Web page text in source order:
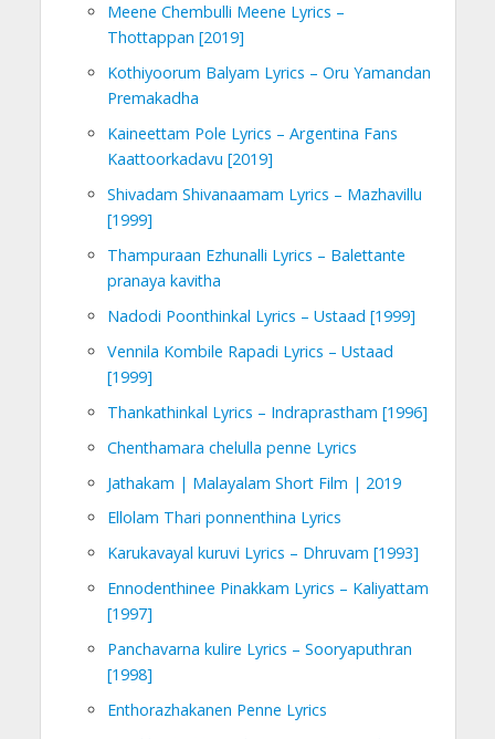
Meene Chembulli Meene Lyrics –
Thottappan [2019]
Kothiyoorum Balyam Lyrics – Oru Yamandan
Premakadha
Kaineettam Pole Lyrics – Argentina Fans
Kaattoorkadavu [2019]
Shivadam Shivanaamam Lyrics – Mazhavillu
[1999]
Thampuraan Ezhunalli Lyrics – Balettante
pranaya kavitha
Nadodi Poonthinkal Lyrics – Ustaad [1999]
Vennila Kombile Rapadi Lyrics – Ustaad
[1999]
Thankathinkal Lyrics – Indraprastham [1996]
Chenthamara chelulla penne Lyrics
Jathakam | Malayalam Short Film | 2019
Ellolam Thari ponnenthina Lyrics
Karukavayal kuruvi Lyrics – Dhruvam [1993]
Ennodenthinee Pinakkam Lyrics – Kaliyattam
[1997]
Panchavarna kulire Lyrics – Sooryaputhran
[1998]
Enthorazhakanen Penne Lyrics